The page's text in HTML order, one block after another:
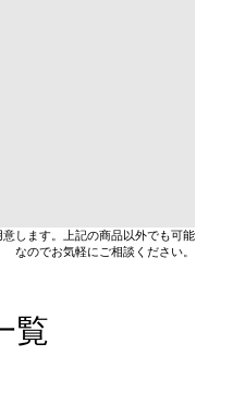
します。上記の商品以外でも可能
なのでお気軽にご相談ください。
覧